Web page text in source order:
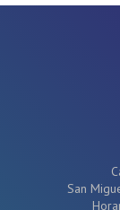
San